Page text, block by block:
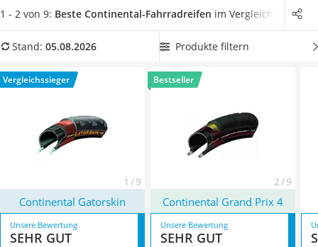
Handgepäck-Koffer
Wanderschuhe Herren
Sicherheitsweste Reiten
Service
derzu Ihrem Fahrrad und Ihrem Fahrverhalten passt.
Tests
wenn Sie mit Ihrem
Mountainbike oftabseits von
Sie jetzt einen Continental-Fahrradreifen
Reflektorstreifen, um Ihre Sichtbarkeit im Straßenverkehr
2026 besonders das Modell
Continental Gatorskin* mit
seinen Eigenschaften.
1 - 2 von 9: Beste Continental-Fahrradreifen im Vergleich
Stand: 05.08.2026 Produkte filtern
Vergleichssieger
1 / 9
Bestseller
2 / 9
Continental Gatorskin Continental Grand Prix 4
Unsere Bewertung
SEHR GUT
Unsere Bewertung
SEHR GUT